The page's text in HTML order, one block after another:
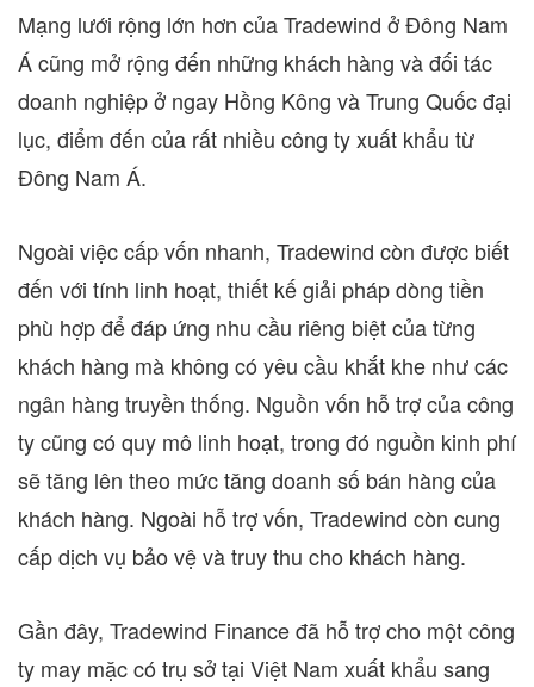
Mạng lưới rộng lớn hơn của Tradewind ở Đông Nam
Á cũng mở rộng đến những khách hàng và đối tác
doanh nghiệp ở ngay Hồng Kông và Trung Quốc đại
lục, điểm đến của rất nhiều công ty xuất khẩu từ
Đông Nam Á.
Ngoài việc cấp vốn nhanh, Tradewind còn được biết
đến với tính linh hoạt, thiết kế giải pháp dòng tiền
phù hợp để đáp ứng nhu cầu riêng biệt của từng
khách hàng mà không có yêu cầu khắt khe như các
ngân hàng truyền thống. Nguồn vốn hỗ trợ của công
ty cũng có quy mô linh hoạt, trong đó nguồn kinh phí
sẽ tăng lên theo mức tăng doanh số bán hàng của
khách hàng. Ngoài hỗ trợ vốn, Tradewind còn cung
cấp dịch vụ bảo vệ và truy thu cho khách hàng.
Gần đây, Tradewind Finance đã hỗ trợ cho một công
ty may mặc có trụ sở tại Việt Nam xuất khẩu sang